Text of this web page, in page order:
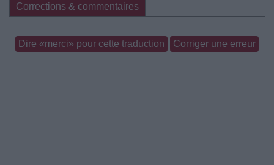
Corrections & commentaires
Dire «merci» pour cette traduction Corriger une erreur